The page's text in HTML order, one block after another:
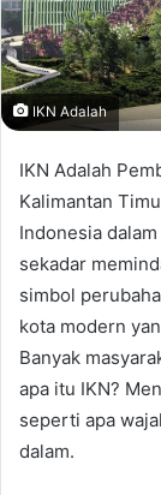
IKN Adalah
IKN Adalah
Kalimantan
Indonesia
sekadar
simbol
kota modern
Banyak
apa itu IKN?
seperti apa
dalam.